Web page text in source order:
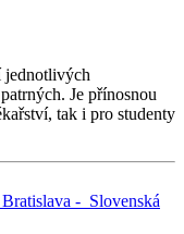
jednotlivých
Je přínosnou
tak i pro studenty
Bratislava - Slovenská